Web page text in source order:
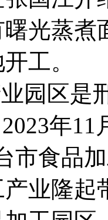
光蒸煮
工。
园区是
年
市食品
业隆